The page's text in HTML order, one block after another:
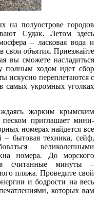
на полуострове городов
Судак. Летом здесь
– ласковая вода и
свои объятия. Приезжайте
вы сможете насладиться
полным ходом идет сбор
искусно переплетаются с
самых укромных уголках
жарким крымским
приглашает мини-
номерах найдется все
– бытовая техника, сейф,
великолепными
номера. До морского
в считанные минуты –
пляжа. Проведите свой
и бодрости на весь
которых вам